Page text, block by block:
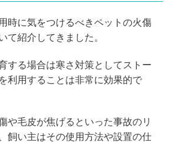
時に気をつけるべきペットの火傷
て紹介してきました。
する場合は寒さ対策としてストー
利用することは非常に効果的で
や毛皮が焦げるといった事故のリ
飼い主はその使用方法や設置の仕